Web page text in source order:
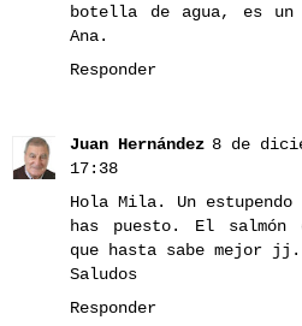
botella de agua, es
Ana.
Responder
Juan Hernández 8 de
17:38
Hola Mila. Un
has puesto. El salmón
que hasta sabe mejor jj.
Saludos
Responder